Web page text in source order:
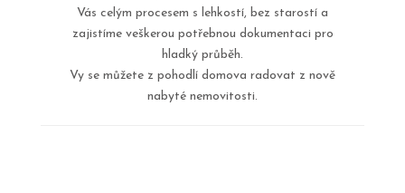
Vás celým procesem s lehkostí, bez starostí a
zajistíme veškerou potřebnou dokumentaci pro
hladký průběh.
Vy se můžete z pohodlí domova radovat z nově
nabyté nemovitosti.